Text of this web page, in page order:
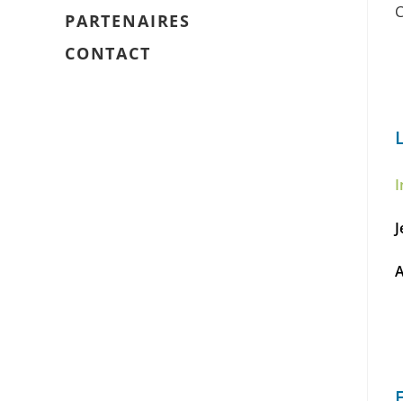
PARTENAIRES
CONTACT